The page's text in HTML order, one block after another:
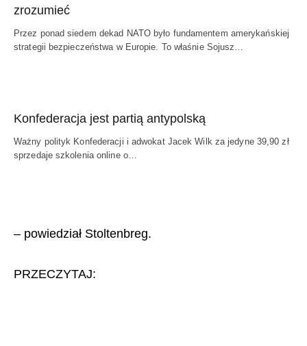
zrozumieć
Przez ponad siedem dekad NATO było fundamentem amerykańskiej
strategii bezpieczeństwa w Europie. To właśnie Sojusz…
Konfederacja jest partią antypolską
Ważny polityk Konfederacji i adwokat Jacek Wilk za jedyne 39,90 zł
sprzedaje szkolenia online o…
– powiedział Stoltenbreg.
PRZECZYTAJ: